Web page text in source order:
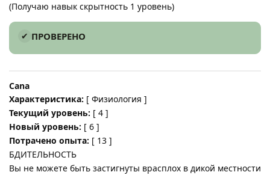
(Получаю навык скрытность 1 уровень)
ПРОВЕРЕНО
Cana
Характеристика: [ Физиология ]
Текущий уровень: [ 4 ]
Новый уровень: [ 6 ]
Потрачено опыта: [ 13 ]
БДИТЕЛЬНОСТЬ
Вы не можете быть застигнуты врасплох в дикой местности